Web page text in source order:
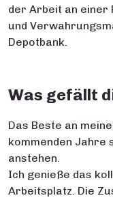
der Arbeit an einer
und
Depotbank.
Was gefällt
Das Beste an
kommenden Jahre
anstehen.
Ich genieße das
Arbeitsplatz. Die